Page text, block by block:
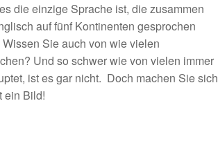
die einzige Sprache ist, die zusammen
auf fünf Kontinenten gesprochen
Sie auch von wie vielen
Und so schwer wie von vielen immer
ist es gar nicht. Doch machen Sie sich
ein Bild!